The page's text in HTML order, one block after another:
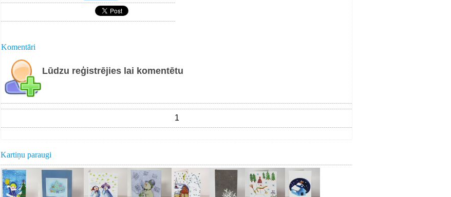
Komentāri
Lūdzu reģistrējies lai komentētu
1
Kartiņu paraugi